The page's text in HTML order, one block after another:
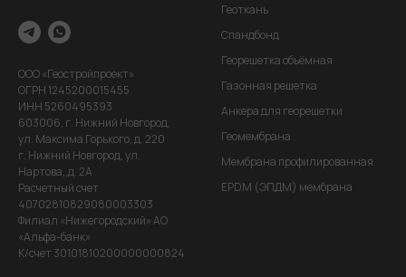
ООО «Геостройпроект»
ОГРН 1245200015455
ИНН 5260495393
603006, г. Нижний Новгород,
ул. Максима Горького, д. 220
г. Нижний Новгород, ул.
Нартова,,д. 2А
Расчетный счет
40702810829080003303
Филиал «Нижегородский» АО
«Альфа-банк»
К/счет 30101810200000000824
Геоткань
Спандбонд
Георешетка объёмная
Газонная решетка
Анкера для георешетки
Геомембрана
Мембрана профилированная
EPDM (ЭПДМ) мембрана